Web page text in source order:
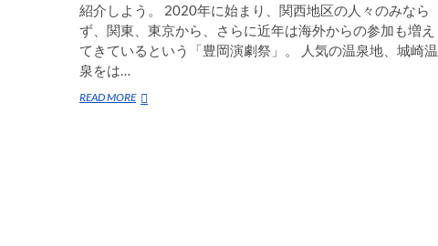
紹介しよう。 2020年に始まり、関西地区の人々のみなら
ず、関東、東京から、さらに近年は海外からの参加も増え
てきているという「豊岡演劇祭」。 人気の温泉地、城崎温
泉をは…
READ MORE演